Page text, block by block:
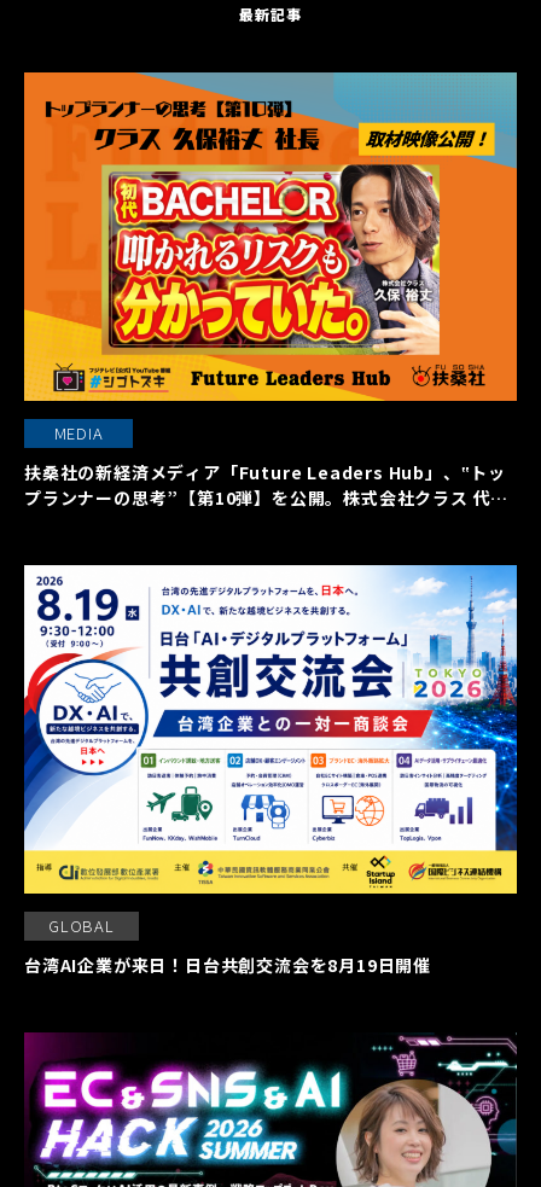
最新記事
MEDIA
扶桑社の新経済メディア「Future Leaders Hub」、‟トッ
プランナーの思考”【第10弾】を公開。株式会社クラス 代表
GLOBAL
台湾AI企業が来日！日台共創交流会を8月19日開催